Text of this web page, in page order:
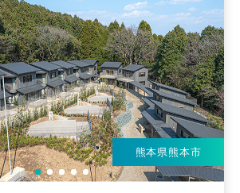
熊本県熊本市